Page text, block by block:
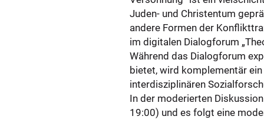
Juden- und Christentum
andere Formen der
im digitalen Dialogforum
Während das Dialogforum
bietet, wird komplementär
interdisziplinären
In der moderierten
19:00) und es folgt eine